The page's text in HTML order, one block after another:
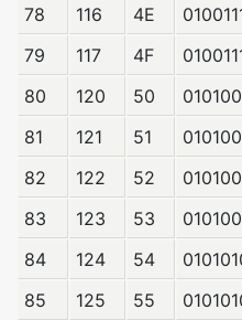
78
116 4E
79
117 4F
80
120 50
81
121 51
82
122 52
83
123 53
84
124 54
85
125 55